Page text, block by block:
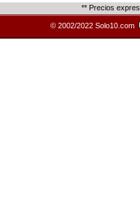
** Precios
© 2002/2022 Solo10.com